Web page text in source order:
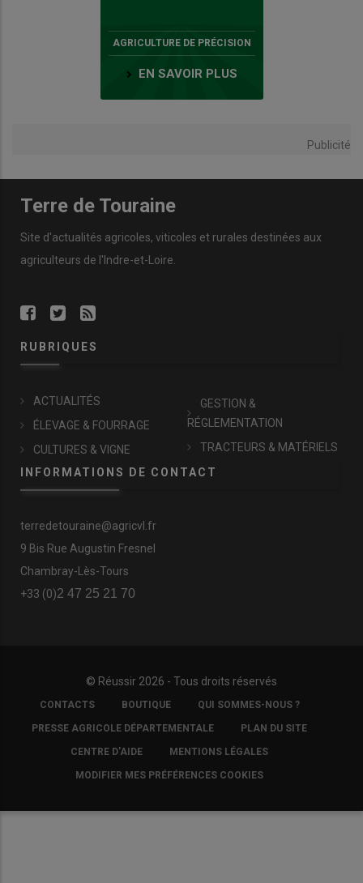
AGRICULTURE DE PRÉCISION
EN SAVOIR PLUS
Publicité
Terre de Touraine
Site d'actualités agricoles, viticoles et rurales destinées aux
agriculteurs de l'Indre-et-Loire.
RUBRIQUES
ACTUALITÉS
ÉLEVAGE & FOURRAGE
CULTURES & VIGNE
GESTION &
RÉGLEMENTATION
TRACTEURS & MATÉRIELS
INFORMATIONS DE CONTACT
terredetouraine@agricvl.fr
9 Bis Rue Augustin Fresnel
Chambray-Lès-Tours
+33 (0)2 47 25 21 70
© Réussir 2026 - Tous droits réservés
FOOTER
COPYRIGHT
CONTACTS BOUTIQUE QUI SOMMES-NOUS ?
PRESSE AGRICOLE DÉPARTEMENTALE PLAN DU SITE
CENTRE D'AIDE MENTIONS LÉGALES
MODIFIER MES PRÉFÉRENCES COOKIES